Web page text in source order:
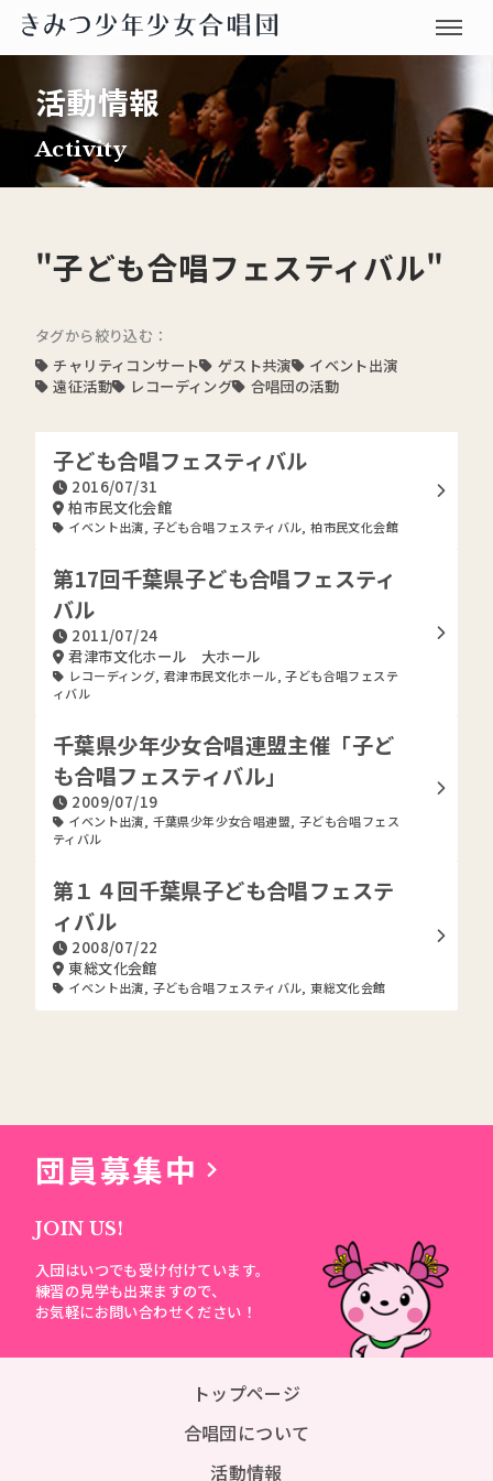
活動情報
Activity
"子ども合唱フェスティバル"
タグから絞り込む：
チャリティコンサート
ゲスト共演
イベント出演
遠征活動
レコーディング 合唱団の活動
子ども合唱フェスティバル
2016/07/31
柏市民文化会館
イベント出演 子ども合唱フェスティバル ,柏市民文化会館
第17回千葉県子ども合唱フェスティ
バル
2011/07/24
君津市文化ホール 大ホール
レコーディング ,君津市民文化ホール ,子ども合唱フェステ
ィバル
千葉県少年少女合唱連盟主催「子ど
も合唱フェスティバル」
2009/07/19
イベント出演 千葉県少年少女合唱連盟 子ども合唱フェス
ティバル
第１４回千葉県子ども合唱フェステ
ィバル
2008/07/22
東総文化会館
イベント出演 子ども合唱フェスティバル ,東総文化会館
団員募集中
JOIN US!
入団はいつでも受け付けています。
練習の見学も出来ますので、
お気軽にお問い合わせください！
トップページ
合唱団について
活動情報